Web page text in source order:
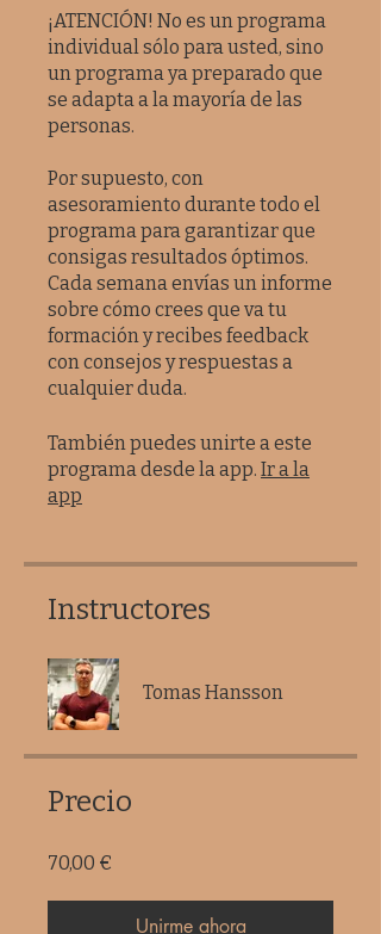
¡ATENCIÓN! No es un programa
individual sólo para usted, sino
un programa ya preparado que
se adapta a la mayoría de las
personas.
Por supuesto, con
asesoramiento durante todo el
programa para garantizar que
consigas resultados óptimos.
Cada semana envías un informe
sobre cómo crees que va tu
formación y recibes feedback
con consejos y respuestas a
cualquier duda.
También puedes unirte a este
programa desde la app. Ir a la
app
Instructores
Tomas Hansson
Precio
70,00 €
Unirme ahora